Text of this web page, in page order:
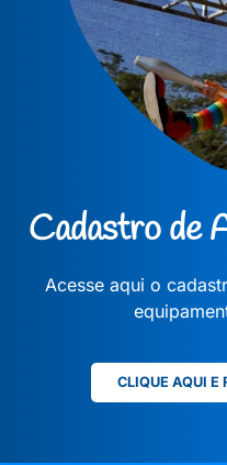
Cadastro de
Acesse aqui o
CLIQUE AQUI E